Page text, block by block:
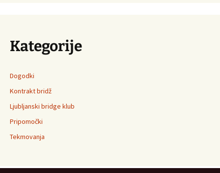
Kategorije
Dogodki
Kontrakt bridž
Ljubljanski bridge klub
Pripomočki
Tekmovanja